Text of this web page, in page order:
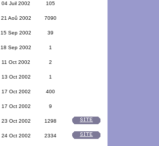
04 Juil 2002 105
21 Aoû 2002 7090
15 Sep 2002 39
18 Sep 2002 1
11 Oct 2002 2
13 Oct 2002 1
17 Oct 2002 400
17 Oct 2002 9
23 Oct 2002 1298
24 Oct 2002 2334